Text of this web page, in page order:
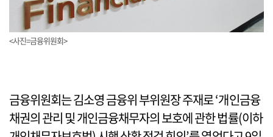
<사진=금융위원회>
금융위원회는 김소영 금융위 부위원장 주재로 ‘개인금융
채권의 관리 및 개인금융채무자의 보호에 관한 법률(이하